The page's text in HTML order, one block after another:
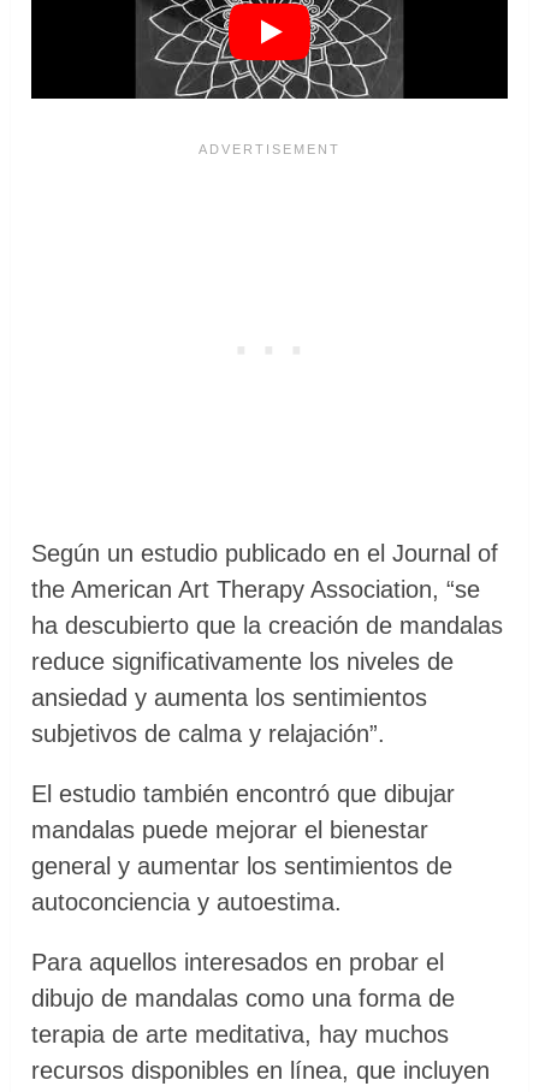
Según un estudio publicado en el Journal of
the American Art Therapy Association, “se
ha descubierto que la creación de mandalas
reduce significativamente los niveles de
ansiedad y aumenta los sentimientos
subjetivos de calma y relajación”.
El estudio también encontró que dibujar
mandalas puede mejorar el bienestar
general y aumentar los sentimientos de
autoconciencia y autoestima.
Para aquellos interesados ​en probar el
dibujo de mandalas como una forma de
terapia de arte meditativa, hay muchos
recursos disponibles en línea, que incluyen